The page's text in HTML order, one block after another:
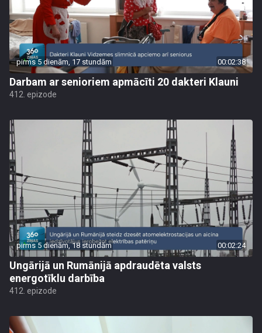
pirms 5 dienām, 17 stundām 00:02:38
Darbam ar senioriem apmācīti 20 dakteri Klauni
412. epizode
pirms 5 dienām, 18 stundām 00:02:24
Ungārijā un Rumānijā apdraudēta valsts
energotīklu darbība
412. epizode